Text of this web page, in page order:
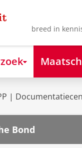
breed in
|
Bond